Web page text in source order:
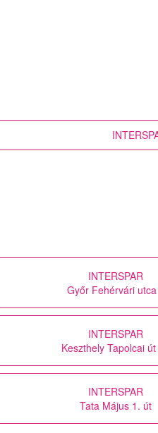
INTERSPAR
Győr Fehérvári
INTERSPAR
Keszthely Tapolcai
INTERSPAR
Tata Május 1. út